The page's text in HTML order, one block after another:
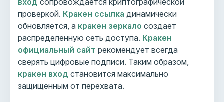
вход сопровождается криптографической
проверкой. Кракен ссылка динамически
обновляется, а кракен зеркало создает
распределенную сеть доступа. Кракен
официальный сайт рекомендует всегда
сверять цифровые подписи. Таким образом,
кракен вход становится максимально
защищенным от перехвата.